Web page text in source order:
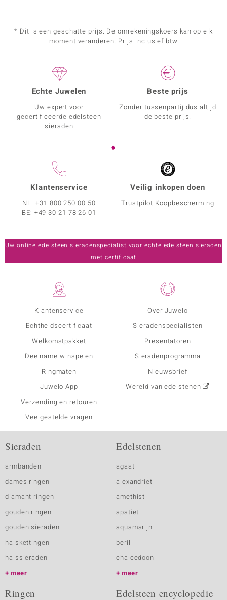
* Dit is een geschatte prijs. De omrekeningskoers kan op elk
moment veranderen. Prijs inclusief btw
Klantenservice
Echtheidscertificaat
Welkomstpakket
Deelname winspelen
Ringmaten
Juwelo App
Verzending en retouren
Veelgestelde vragen
Over Juwelo
Sieradenspecialisten
Presentatoren
Sieradenprogramma
Nieuwsbrief
Wereld van edelstenen
Echte Juwelen
Uw expert voor
gecertificeerde edelsteen
sieraden
Beste prijs
Zonder tussenpartij dus altijd
de beste prijs!
Klantenservice
NL:+31 800 250 00 50
BE: +49 30 21 78 26 01
Veilig inkopen doen
Trustpilot Koopbescherming
Uw online edelsteen sieradenspecialist voor echte edelsteen sieraden
met certificaat
Sieraden
armbanden
dames ringen
diamant ringen
gouden ringen
gouden sieraden
halskettingen
halssieraden
meer
Edelstenen
agaat
alexandriet
amethist
apatiet
aquamarijn
beril
chalcedoon
meer
Ringen Edelsteen encyclopedie